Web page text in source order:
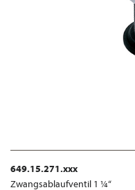
649.15.271.xxx
Zwangsablaufventil 1 ¼“